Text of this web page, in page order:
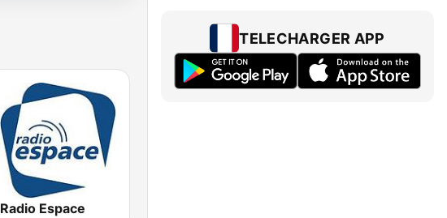
Radio Espace
TELECHARGER APP